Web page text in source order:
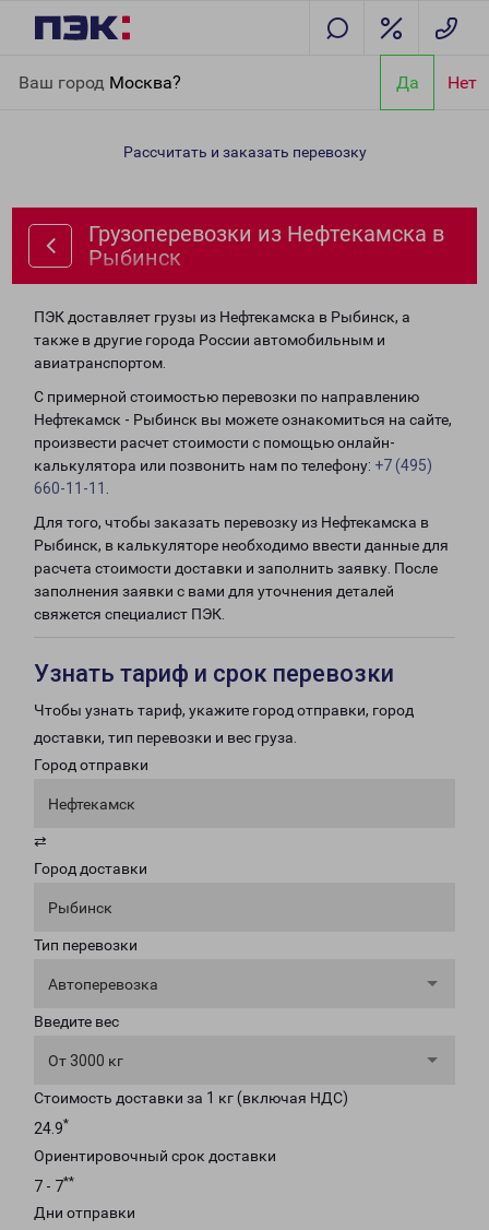
Ваш город Москва? Да Нет
Рыбинск
Рассчитать и заказать перевозку
Грузоперевозки из Нефтекамска в
Рыбинск
ПЭК доставляет грузы из Нефтекамска в Рыбинск, а
также в другие города России автомобильным и
авиатранспортом.
С примерной стоимостью перевозки по направлению
Нефтекамск - Рыбинск вы можете ознакомиться на сайте,
произвести расчет стоимости с помощью онлайн-
калькулятора или позвонить нам по телефону: +7 (495)
660-11-11
Для того, чтобы заказать перевозку из Нефтекамска в
Рыбинск, в калькуляторе необходимо ввести данные для
расчета стоимости доставки и заполнить заявку. После
заполнения заявки с вами для уточнения деталей
свяжется специалист ПЭК.
Узнать тариф и срок перевозки
Чтобы узнать тариф, укажите город отправки, город
доставки, тип перевозки и вес груза.
Город отправки
Нефтекамск
⇄
Город доставки
Рыбинск
Тип перевозки
Автоперевозка
Введите вес
От 3000 кг
Стоимость доставки за 1 кг (включая НДС)
24.9*
Ориентировочный срок доставки
7 - 7**
Дни отправки